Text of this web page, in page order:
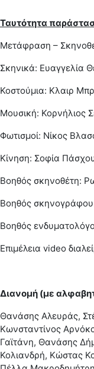
Ταυτότητα
Μετάφραση –
Σκηνικά: Ευαγγελία
Κοστούμια: Κλαιρ
Μουσική: Κορνήλιος
Φωτισμοί: Νίκος
Κίνηση: Σοφία
Βοηθός σκηνοθέτη:
Βοηθός
Βοηθός
Επιμέλεια video
Διανομή (με
Θανάσης Αλευράς,
Κωνσταντίνος
Γαϊτάνη, Θανάσης
Κολιανδρή, Κώστας